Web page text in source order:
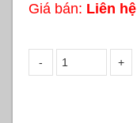
Giá bán: Liên hệ